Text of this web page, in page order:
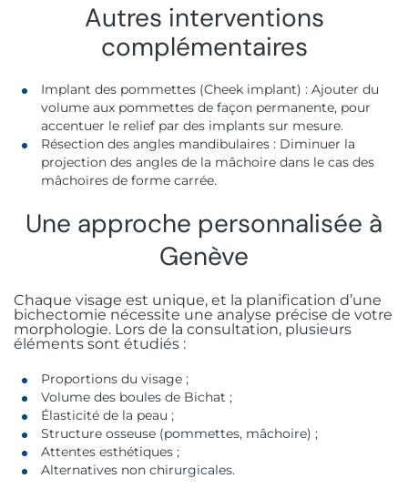
Autres interventions
complémentaires
Implant des pommettes (Cheek implant) : Ajouter du
volume aux pommettes de façon permanente, pour
accentuer le relief par des implants sur mesure.
Résection des angles mandibulaires : Diminuer la
projection des angles de la mâchoire dans le cas des
mâchoires de forme carrée.
Une approche personnalisée à
Genève
Chaque visage est unique, et la planification d’une
bichectomie nécessite une analyse précise de votre
morphologie. Lors de la consultation, plusieurs
éléments sont étudiés :
Proportions du visage ;
Volume des boules de Bichat ;
Élasticité de la peau ;
Structure osseuse (pommettes, mâchoire) ;
Attentes esthétiques ;
Alternatives non chirurgicales.